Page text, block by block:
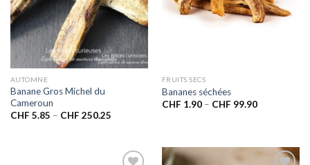
AUTOMNE
Banane Gros Michel du
Cameroun
CHF 5.85 – CHF 250.25
FRUITS SECS
Bananes séchées
CHF 1.90– CHF 99.90